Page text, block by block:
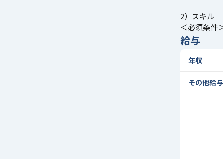
2）スキル
＜必須条件
給与
年収
その他給